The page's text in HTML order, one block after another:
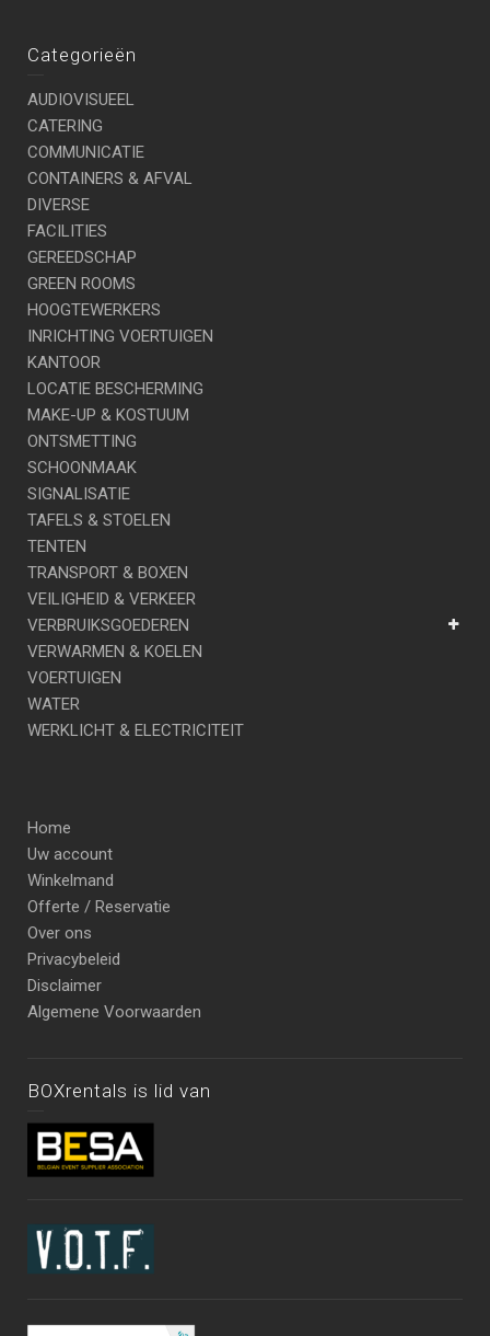
Categorieën
AUDIOVISUEEL
CATERING
COMMUNICATIE
CONTAINERS & AFVAL
DIVERSE
FACILITIES
GEREEDSCHAP
GREEN ROOMS
HOOGTEWERKERS
INRICHTING VOERTUIGEN
KANTOOR
LOCATIE BESCHERMING
MAKE-UP & KOSTUUM
ONTSMETTING
SCHOONMAAK
SIGNALISATIE
TAFELS & STOELEN
TENTEN
TRANSPORT & BOXEN
VEILIGHEID & VERKEER
VERBRUIKSGOEDEREN
VERWARMEN & KOELEN
VOERTUIGEN
WATER
WERKLICHT & ELECTRICITEIT
Home
Uw account
Winkelmand
Offerte / Reservatie
Over ons
Privacybeleid
Disclaimer
Algemene Voorwaarden
BOXrentals is lid van